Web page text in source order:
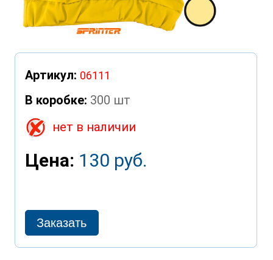
Артикул: 06111
В коробке: 300 шт
нет в наличии
Цена: 130 руб.